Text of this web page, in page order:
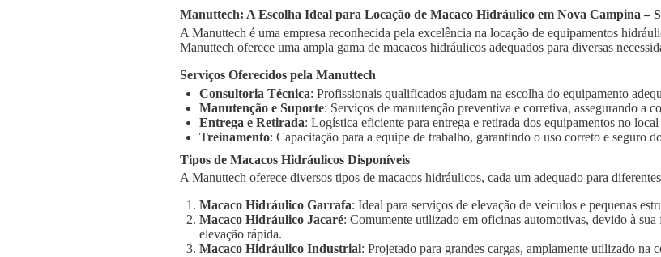
Manuttech: A Escolha Ideal para Locação de Macaco Hidráulico em Nova Campina –
A Manuttech é uma empresa reconhecida pela excelência na locação de equipamentos
Manuttech oferece uma ampla gama de macacos hidráulicos adequados para diversas
Serviços Oferecidos pela Manuttech
Consultoria Técnica: Profissionais qualificados ajudam na escolha do equipamento
Manutenção e Suporte: Serviços de manutenção preventiva e corretiva, assegurando a
Entrega e Retirada: Logística eficiente para entrega e retirada dos equipamentos no
Treinamento: Capacitação para a equipe de trabalho, garantindo o uso correto e seguro
Tipos de Macacos Hidráulicos Disponíveis
A Manuttech oferece diversos tipos de macacos hidráulicos, cada um adequado para
Macaco Hidráulico Garrafa: Ideal para serviços de elevação de veículos e pequenas
Macaco Hidráulico Jacaré: Comumente utilizado em oficinas automotivas, devido à sua
elevação rápida.
Macaco Hidráulico Industrial: Projetado para grandes cargas, amplamente utilizado na